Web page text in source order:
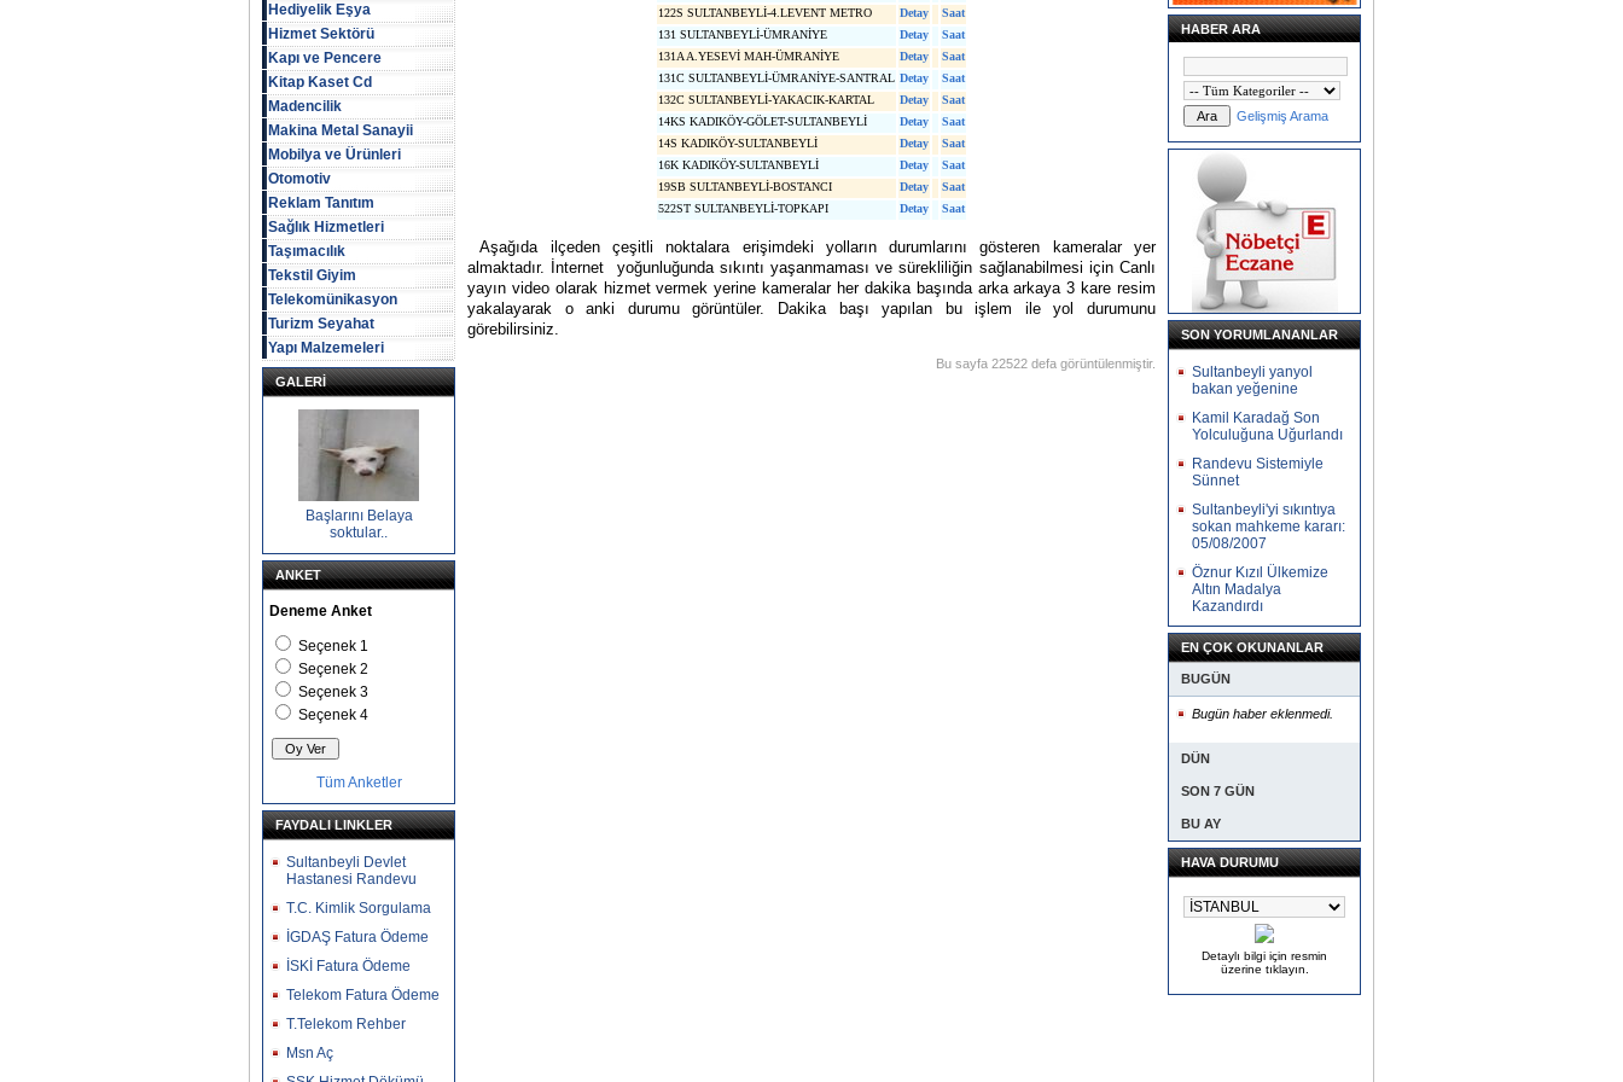
Hediyelik Eşya
Hizmet Sektörü
Kapı ve Pencere
Kitap Kaset Cd
Madencilik
Makina Metal Sanayii
Mobilya ve Ürünleri
Otomotiv
Reklam Tanıtım
Sağlık Hizmetleri
Taşımacılık
Tekstil Giyim
Telekomünikasyon
Turizm Seyahat
Yapı Malzemeleri
GALERİ
Başlarını Belaya
soktular..
ANKET
Deneme Anket
Seçenek 1
Seçenek 2
Seçenek 3
Seçenek 4
Tüm Anketler
FAYDALI LINKLER
Sultanbeyli Devlet
Hastanesi Randevu
T.C. Kimlik Sorgulama
İGDAŞ Fatura Ödeme
İSKİ Fatura Ödeme
Telekom Fatura Ödeme
T.Telekom Rehber
Msn Aç
122S SULTANBEYLİ-4.LEVENT METRO Detay
Saat
131 SULTANBEYLİ-ÜMRANİYE
Detay
Saat
131A A.YESEVİ MAH-ÜMRANİYE
Detay
Saat
131C SULTANBEYLİ-ÜMRANİYE-SANTRAL Detay
Saat
132C SULTANBEYLİ-YAKACIK-KARTAL
Detay
Saat
14KS KADIKÖY-GÖLET-SULTANBEYLİ
Detay
Saat
14S KADIKÖY-SULTANBEYLİ
Detay
Saat
16K KADIKÖY-SULTANBEYLİ
Detay
Saat
19SB SULTANBEYLİ-BOSTANCI
Detay
Saat
522ST SULTANBEYLİ-TOPKAPI
Detay Saat
Aşağıda ilçeden çeşitli noktalara erişimdeki yolların durumlarını gösteren kameralar yer
almaktadır. İnternet yoğunluğunda sıkıntı yaşanmaması ve sürekliliğin sağlanabilmesi için Canlı
yayın video olarak hizmet vermek yerine kameralar her dakika başında arka arkaya 3 kare resim
yakalayarak o anki durumu görüntüler. Dakika başı yapılan bu işlem ile yol durumunu
görebilirsiniz.
Bu sayfa 22522 defa görüntülenmiştir.
HABER ARA
Gelişmiş Arama
SON YORUMLANANLAR
Sultanbeyli yanyol
bakan yeğenine
Kamil Karadağ Son
Yolculuğuna Uğurlandı
Randevu Sistemiyle
Sünnet
Sultanbeyli'yi sıkıntıya
sokan mahkeme kararı:
05/08/2007
Öznur Kızıl Ülkemize
Altın Madalya
Kazandırdı
EN ÇOK OKUNANLAR
BUGÜN
Bugün haber eklenmedi.
DÜN
SON 7 GÜN
BU AY
HAVA DURUMU
Detaylı bilgi için resmin
üzerine tıklayın.